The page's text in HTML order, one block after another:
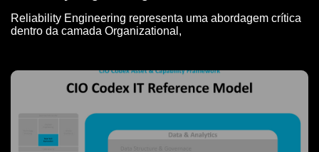
Reliability Engineering representa uma abordagem crítica
dentro da camada Organizational,